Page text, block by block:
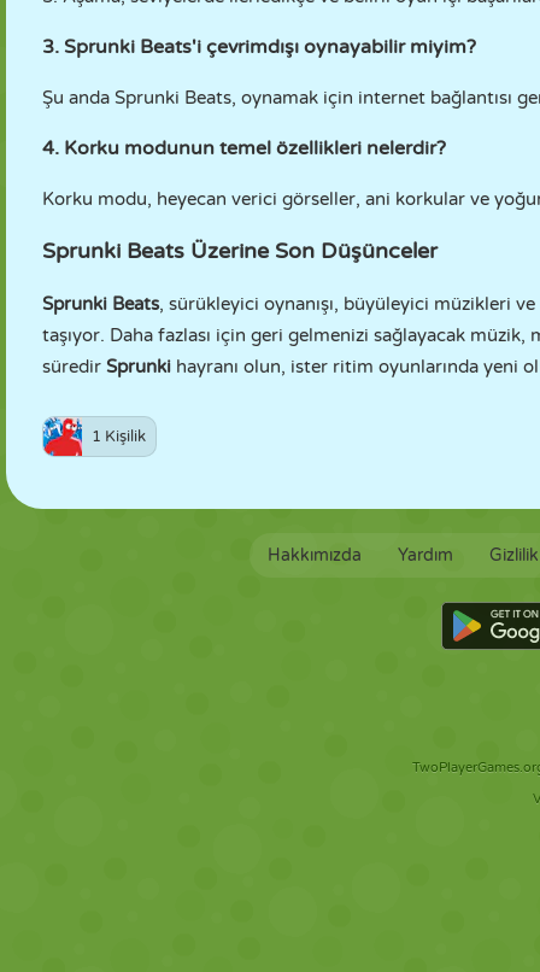
3. Sprunki Beats'i çevrimdışı oynayabilir miyim?
Şu anda Sprunki Beats, oynamak için internet bağlantısı
4. Korku modunun temel özellikleri nelerdir?
Korku modu, heyecan verici görseller, ani korkular ve
Sprunki Beats Üzerine Son Düşünceler
Sprunki Beats, sürükleyici oynanışı, büyüleyici müzikleri
taşıyor. Daha fazlası için geri gelmenizi sağlayacak
süredir Sprunki hayranı olun, ister ritim oyunlarında yeni
1 Kişilik
Hakkımızda Yardım